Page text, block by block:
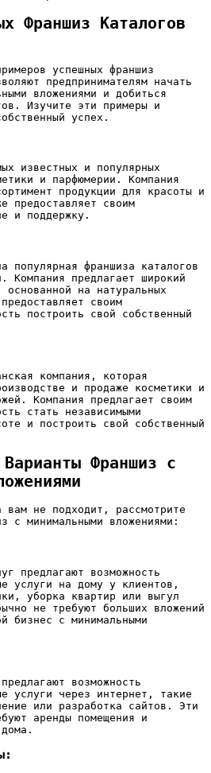
Франшиз Каталогов
успешных франшиз
предпринимателям начать
вложениями и добиться
Изучите эти примеры и
успех.
известных и популярных
и парфюмерии. Компания
продукции для красоты и
предоставляет своим
и поддержку.
франшиза каталогов
Компания предлагает широкий
основанной на натуральных
своим
построить свой собственный
компания‚ которая
и продаже косметики и
Компания предлагает своим
стать независимыми
и построить свой собственный
Франшиз с
вам не подходит‚ рассмотрите
с минимальными вложениями:
предлагают возможность
услуги на дому у клиентов‚
уборка квартир или выгул
не требуют больших вложений
бизнес с минимальными
возможность
услуги через интернет‚ такие
или разработка сайтов. Эти
аренды помещения и